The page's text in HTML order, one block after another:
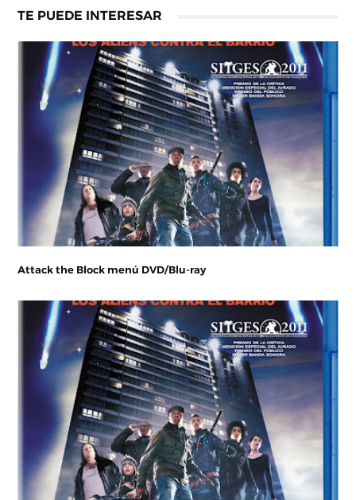
TE PUEDE INTERESAR
Attack the Block menú DVD/Blu-ray